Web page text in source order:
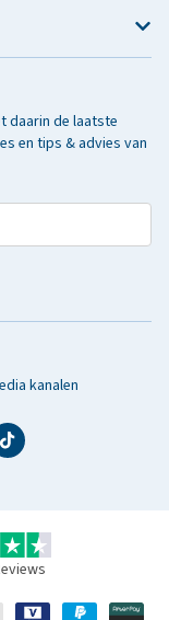
daarin de laatste
en tips & advies van
kanalen